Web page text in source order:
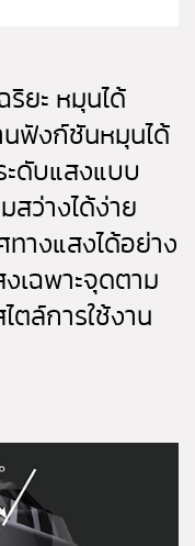
ริยะ หมุนได้
ฟังก์ชันหมุนได้
ะดับแสงแบบ
สว่างได้ง่าย
างแสงได้อย่าง
เฉพาะจุดตาม
ตล์การใช้งาน